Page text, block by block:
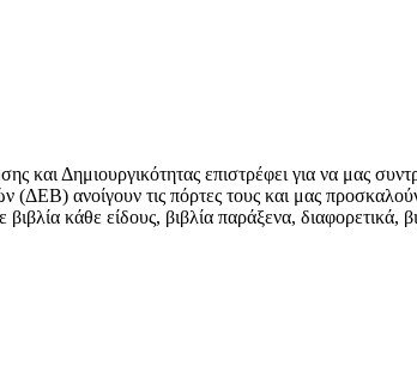
Δημιουργικότητας επιστρέφει για να μας
ανοίγουν τις πόρτες τους και μας
κάθε είδους, βιβλία παράξενα, διαφορετικά,